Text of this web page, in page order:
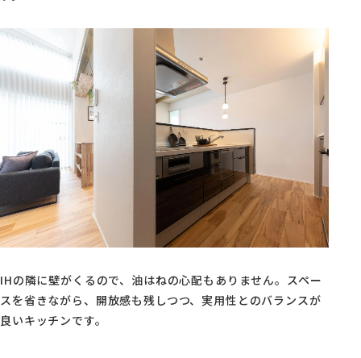
IHの隣に壁がくるので、油はねの心配もありません。スペー
スを省きながら、開放感も残しつつ、実用性とのバランスが
良いキッチンです。